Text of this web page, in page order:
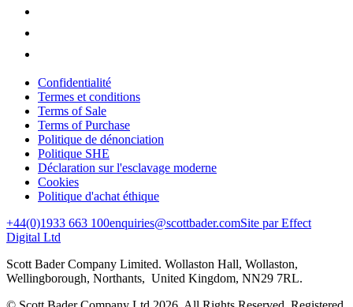
Confidentialité
Termes et conditions
Terms of Sale
Terms of Purchase
Politique de dénonciation
Politique SHE
Déclaration sur l'esclavage moderne
Cookies
Politique d'achat éthique
+44(0)1933 663 100enquiries@scottbader.comSite par Effect
Digital Ltd
Scott Bader Company Limited. Wollaston Hall, Wollaston,
Wellingborough, Northants, United Kingdom, NN29 7RL.